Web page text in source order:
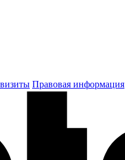
Правовая информация